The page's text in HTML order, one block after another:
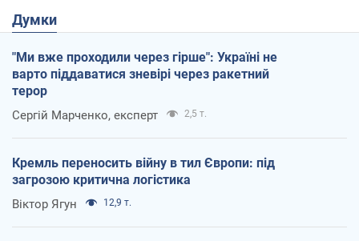
Думки
"Ми вже проходили через гірше": Україні не
варто піддаватися зневірі через ракетний
терор
Сергій Марченко, експерт 2,5 т.
Кремль переносить війну в тил Європи: під
загрозою критична логістика
Віктор Ягун 12,9 т.